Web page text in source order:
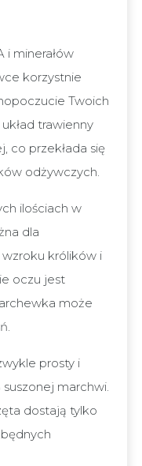
i minerałów
korzystnie
Twoich
trawienny
co przekłada się
odżywczych.
ilościach w
dla
królików i
oczu jest
może
prosty i
suszonej marchwi.
dostają tylko